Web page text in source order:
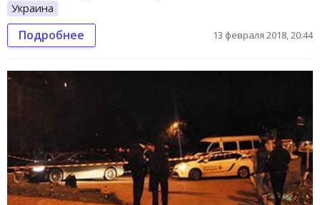
Украина
Подробнее 13 февраля 2018, 20:44